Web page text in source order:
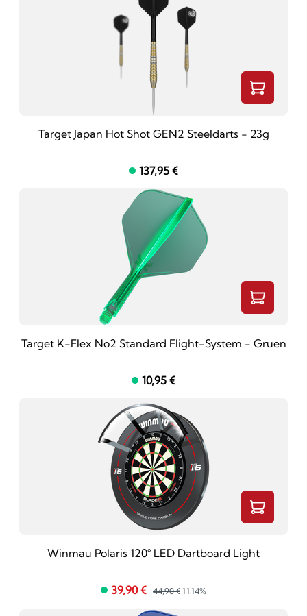
Target Japan Hot Shot GEN2 Steeldarts - 23g
137,95 €
Target K-Flex No2 Standard Flight-System - Gruen
10,95 €
Winmau Polaris 120° LED Dartboard Light
39,90 € 44,90 € 11.14%